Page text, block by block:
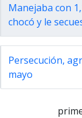
Manejaba con
chocó y le
Persecución,
mayo